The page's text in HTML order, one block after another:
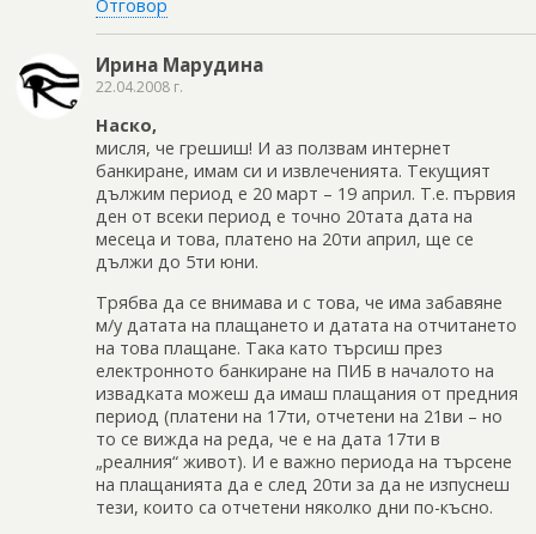
Отговор
Ирина Марудина
22.04.2008 г.
Наско,
мисля, че грешиш! И аз ползвам интернет
банкиране, имам си и извлеченията. Текущият
дължим период е 20 март – 19 април. Т.е. първия
ден от всеки период е точно 20тата дата на
месеца и това, платено на 20ти април, ще се
дължи до 5ти юни.
Трябва да се внимава и с това, че има забавяне
м/у датата на плащането и датата на отчитането
на това плащане. Така като търсиш през
електронното банкиране на ПИБ в началото на
извадката можеш да имаш плащания от предния
период (платени на 17ти, отчетени на 21ви – но
то се вижда на реда, че е на дата 17ти в
„реалния“ живот). И е важно периода на търсене
на плащанията да е след 20ти за да не изпуснеш
тези, които са отчетени няколко дни по-късно.